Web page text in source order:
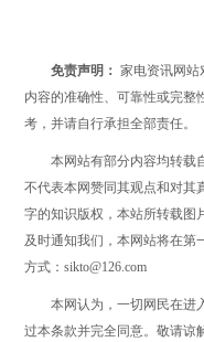
免责声明： 家电资讯网站
内容的准确性、可靠性或完整
考，并请自行承担全部责任。
本网站有部分内容均转载
不代表本网赞同其观点和对其
字的知识版权，本站所转载图
及时通知我们，本网站将在第
方式：sikto@126.com
本网认为，一切网民在进
过本条款并完全同意。敬请谅